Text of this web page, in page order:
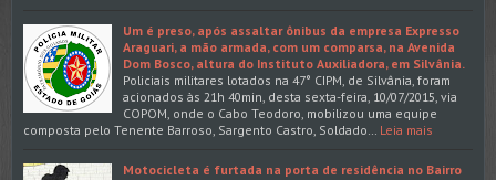
Um é preso, após assaltar ônibus da empresa Expresso
Araguari, a mão armada, com um comparsa, na Avenida
Dom Bosco, altura do Instituto Auxiliadora, em Silvânia.
Policiais militares lotados na 47° CIPM, de Silvânia, foram
acionados às 21h 40min, desta sexta-feira, 10/07/2015, via
COPOM, onde o Cabo Teodoro, mobilizou uma equipe
composta pelo Tenente Barroso, Sargento Castro, Soldado…
Leia mais
Motocicleta é furtada na porta de residência no Bairro